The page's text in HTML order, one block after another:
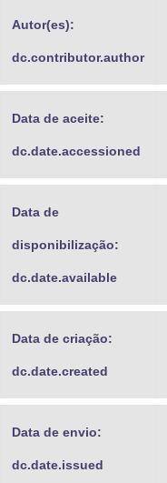
Banco Central do Brasil
Autor(es):
dc.contributor.author
Data de aceite:
dc.date.accessioned
Data de
disponibilização:
dc.date.available
Data de criação:
dc.date.created
Data de envio:
dc.date.issued